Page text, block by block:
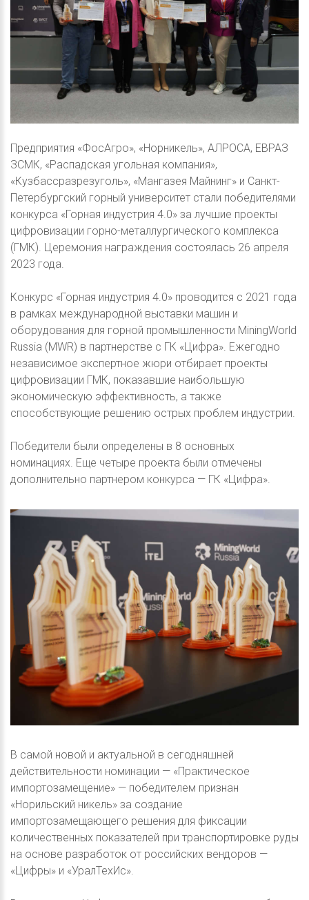
Предприятия «ФосАгро», «Норникель», АЛРОСА, ЕВРАЗ
ЗСМК, «Распадская угольная компания»,
«Кузбассразрезуголь», «Мангазея Майнинг» и Санкт-
Петербургский горный университет стали победителями
конкурса «Горная индустрия 4.0» за лучшие проекты
цифровизации горно-металлургического комплекса
(ГМК). Церемония награждения состоялась 26 апреля
2023 года.
Конкурс «Горная индустрия 4.0» проводится с 2021 года
в рамках международной выставки машин и
оборудования для горной промышленности MiningWorld
Russia (MWR) в партнерстве с ГК «Цифра». Ежегодно
независимое экспертное жюри отбирает проекты
цифровизации ГМК, показавшие наибольшую
экономическую эффективность, а также
способствующие решению острых проблем индустрии.
Победители были определены в 8 основных
номинациях. Еще четыре проекта были отмечены
дополнительно партнером конкурса — ГК «Цифра».
В самой новой и актуальной в сегодняшней
действительности номинации — «Практическое
импортозамещение» — победителем признан
«Норильский никель» за создание
импортозамещающего решения для фиксации
количественных показателей при транспортировке руды
на основе разработок от российских вендоров —
«Цифры» и «УралТехИс».